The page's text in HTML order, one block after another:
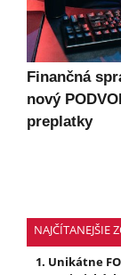
Finančná
nový
preplatky
NAJČÍTANEJŠIE
Unikátne